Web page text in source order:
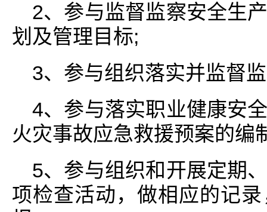
2、参与监督监察安全生
划及管理目标;
3、参与组织落实并监督
4、参与落实职业健康安
火灾事故应急救援预案的编
5、参与组织和开展定期
项检查活动，做相应的记